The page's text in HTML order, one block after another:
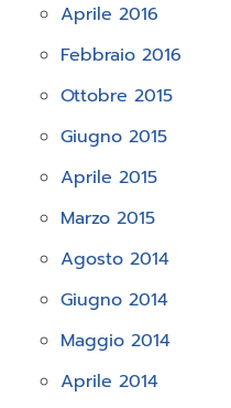
Aprile 2016
Febbraio 2016
Ottobre 2015
Giugno 2015
Aprile 2015
Marzo 2015
Agosto 2014
Giugno 2014
Maggio 2014
Aprile 2014